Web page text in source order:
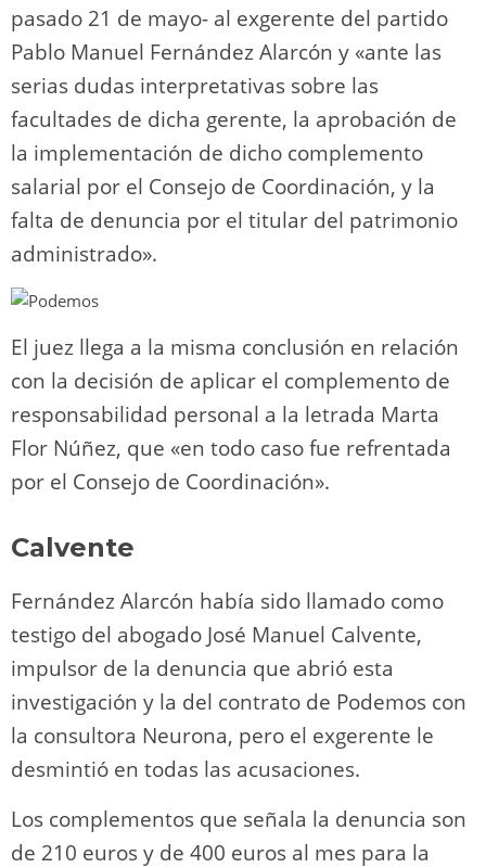
pasado 21 de mayo- al exgerente del partido
Pablo Manuel Fernández Alarcón y «ante las
serias dudas interpretativas sobre las
facultades de dicha gerente, la aprobación de
la implementación de dicho complemento
salarial por el Consejo de Coordinación, y la
falta de denuncia por el titular del patrimonio
administrado».
El juez llega a la misma conclusión en relación
con la decisión de aplicar el complemento de
responsabilidad personal a la letrada Marta
Flor Núñez, que «en todo caso fue refrentada
por el Consejo de Coordinación».
Calvente
Fernández Alarcón había sido llamado como
testigo del abogado José Manuel Calvente,
impulsor de la denuncia que abrió esta
investigación y la del contrato de Podemos con
la consultora Neurona, pero el exgerente le
desmintió en todas las acusaciones.
Los complementos que señala la denuncia son
de 210 euros y de 400 euros al mes para la